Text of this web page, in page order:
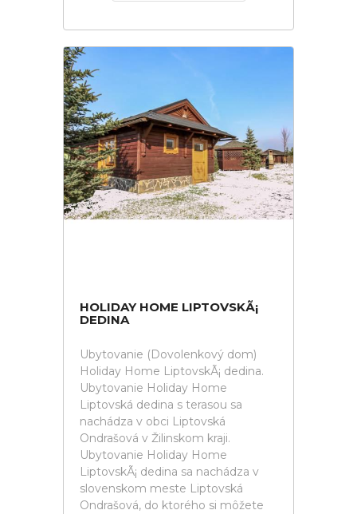
HOLIDAY HOME LIPTOVSKÃ¡
DEDINA
Ubytovanie (Dovolenkový dom)
Holiday Home LiptovskÃ¡ dedina.
Ubytovanie Holiday Home
Liptovská dedina s terasou sa
nachádza v obci Liptovská
Ondrašová v Žilinskom kraji.
Ubytovanie Holiday Home
LiptovskÃ¡ dedina sa nachádza v
slovenskom meste Liptovská
Ondrašová, do ktorého si môžete